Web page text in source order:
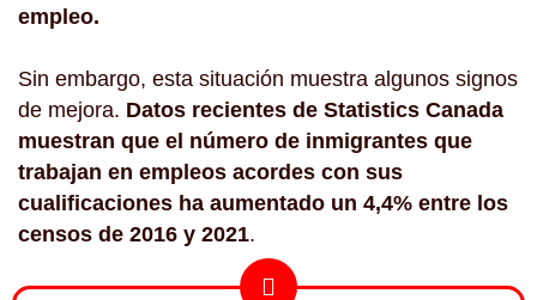
empleo.
Sin embargo, esta situación muestra algunos signos
de mejora. Datos recientes de Statistics Canada
muestran que el número de inmigrantes que
trabajan en empleos acordes con sus
cualificaciones ha aumentado un 4,4% entre los
censos de 2016 y 2021.